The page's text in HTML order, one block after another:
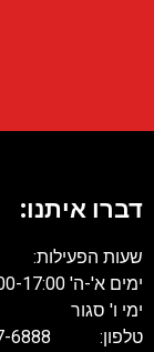
דברו איתנו:
שעות הפעילות:
ימים א'-ה' 09:00-17:00
ימי ו' סגור
טלפון: 03-617-6888